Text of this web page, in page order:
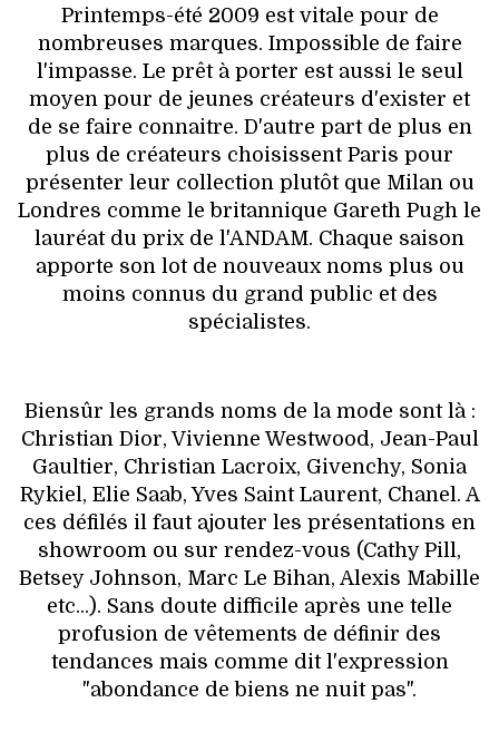
VOYAGES & LOISIRS
Printemps-été 2009 est vitale pour de
nombreuses marques. Impossible de faire
l'impasse. Le prêt à porter est aussi le seul
moyen pour de jeunes créateurs d'exister et
de se faire connaitre. D'autre part de plus en
plus de créateurs choisissent Paris pour
présenter leur collection plutôt que Milan ou
Londres comme le britannique Gareth Pugh le
lauréat du prix de l'ANDAM. Chaque saison
apporte son lot de nouveaux noms plus ou
moins connus du grand public et des
spécialistes.
Biensûr les grands noms de la mode sont là :
Christian Dior, Vivienne Westwood, Jean-Paul
Gaultier, Christian Lacroix, Givenchy, Sonia
Rykiel, Elie Saab, Yves Saint Laurent, Chanel. A
ces défilés il faut ajouter les présentations en
showroom ou sur rendez-vous (Cathy Pill,
Betsey Johnson, Marc Le Bihan, Alexis Mabille
etc...). Sans doute difficile après une telle
profusion de vêtements de définir des
tendances mais comme dit l'expression
"abondance de biens ne nuit pas".